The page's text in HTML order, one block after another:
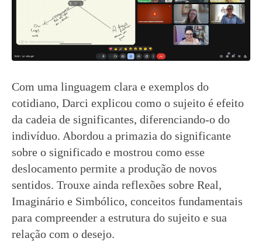
Com uma linguagem clara e exemplos do
cotidiano, Darci explicou como o sujeito é efeito
da cadeia de significantes, diferenciando-o do
indivíduo. Abordou a primazia do significante
sobre o significado e mostrou como esse
deslocamento permite a produção de novos
sentidos. Trouxe ainda reflexões sobre Real,
Imaginário e Simbólico, conceitos fundamentais
para compreender a estrutura do sujeito e sua
relação com o desejo.